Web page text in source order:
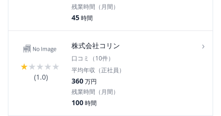
残業時間（月間）
45時間
★★★★★
(1.0)
株式会社コリン ›
口コミ（10件）
平均年収（正社員）
360万円
残業時間（月間）
100時間